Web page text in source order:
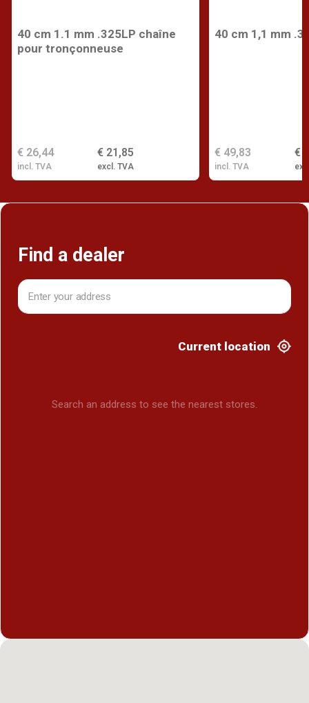
40 cm 1.1 mm .325LP chaîne
pour tronçonneuse
€ 21,85
excl. TVA
€ 26,44
incl. TVA
40 cm 1,1 mm
€
€ 49,83
incl. TVA
Find a dealer
Current location
Search an address to see the nearest stores.